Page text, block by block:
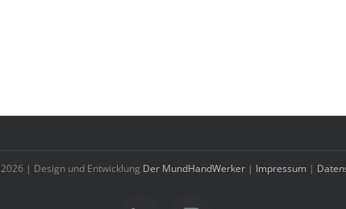
2026 | Design und Entwicklung Der MundHandWerker | Impressum |